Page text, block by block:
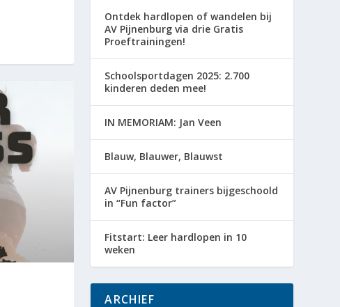
Ontdek hardlopen of wandelen bij
AV Pijnenburg via drie Gratis
Proeftrainingen!
Schoolsportdagen 2025: 2.700
kinderen deden mee!
IN MEMORIAM: Jan Veen
Blauw, Blauwer, Blauwst
AV Pijnenburg trainers bijgeschoold
in “Fun factor”
Fitstart: Leer hardlopen in 10
weken
ARCHIEF